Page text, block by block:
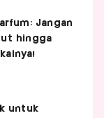
Jangan
hingga
untuk